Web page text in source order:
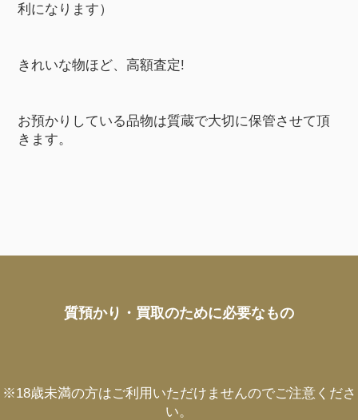
利になります）
きれいな物ほど、高額査定!
お預かりしている品物は質蔵で大切に保管させて頂
きます。
質預かり・買取のために必要なもの
※18歳未満の方はご利用いただけませんのでご注意くださ
い。